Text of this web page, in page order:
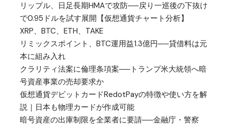
リップル、日足長期HMAで攻防──戻り一巡後の下抜け
で0.95ドルを試す展開【仮想通貨チャート分析】
XRP、BTC、ETH、TAKE
リミックスポイント、BTC運用益1.3億円──貸借料は元
本に組み入れ
クラリティ法案に倫理条項案──トランプ米大統領へ暗
号資産事業の売却要求か
仮想通貨デビットカードRedotPayの特徴や使い方を解
説｜日本も物理カードが作成可能
暗号資産の出庫制限を全業者に要請──金融庁・警察